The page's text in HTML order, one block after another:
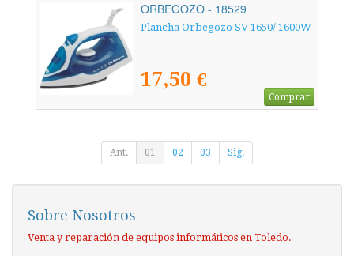
ORBEGOZO - 18529
Plancha Orbegozo SV 1650/ 1600W
17,50 €
Comprar
Ant. 01 02 03 Sig.
Sobre Nosotros
Venta y reparación de equipos informáticos en Toledo.